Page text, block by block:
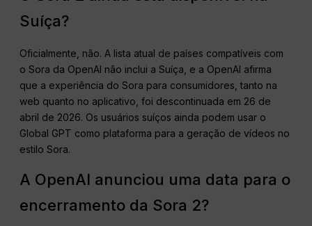
Suíça?
Oficialmente, não. A lista atual de países compatíveis com
o Sora da OpenAI não inclui a Suíça, e a OpenAI afirma
que a experiência do Sora para consumidores, tanto na
web quanto no aplicativo, foi descontinuada em 26 de
abril de 2026. Os usuários suíços ainda podem usar o
Global GPT como plataforma para a geração de vídeos no
estilo Sora.
A OpenAI anunciou uma data para o
encerramento da Sora 2?